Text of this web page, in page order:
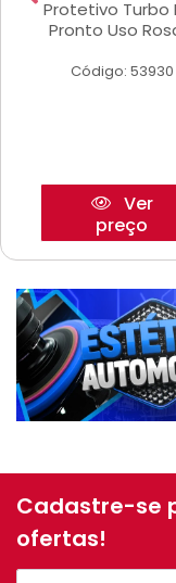
Protetivo Turbo
Pronto Uso
Código: 53930
Ver
preço
Cadastre-se
ofertas!